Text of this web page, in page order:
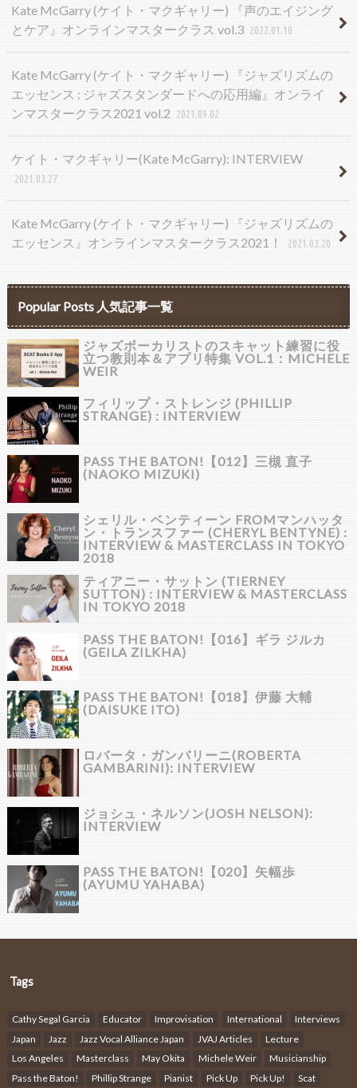
Kate McGarry (ケイト・マクギャリー) 『声のエイジング
とケア』オンラインマスタークラス vol.3 2022.01.10
Kate McGarry (ケイト・マクギャリー) 『ジャズリズムの
エッセンス : ジャズスタンダードへの応用編』オンライ
ンマスタークラス2021 vol.2 2021.09.02
ケイト・マクギャリー(Kate McGarry): INTERVIEW
2021.03.27
Kate McGarry (ケイト・マクギャリー) 『ジャズリズムの
エッセンス』オンラインマスタークラス2021！
2021.03.20
Popular Posts 人気記事一覧
ジャズボーカリストのスキャット練習に役
立つ教則本＆アプリ特集 VOL.1：MICHELE
WEIR
フィリップ・ストレンジ (PHILLIP
STRANGE) : INTERVIEW
PASS THE BATON!【012】三槻 直子
(NAOKO MIZUKI)
シェリル・ベンティーン FROMマンハッタ
ン・トランスファー (CHERYL BENTYNE) :
INTERVIEW & MASTERCLASS IN TOKYO
2018
ティアニー・サットン (TIERNEY
SUTTON) : INTERVIEW & MASTERCLASS
IN TOKYO 2018
PASS THE BATON!【016】ギラ ジルカ
(GEILA ZILKHA)
PASS THE BATON!【018】伊藤 大輔
(DAISUKE ITO)
ロバータ・ガンバリーニ(ROBERTA
GAMBARINI): INTERVIEW
ジョシュ・ネルソン(JOSH NELSON):
INTERVIEW
PASS THE BATON!【020】矢幅歩
(AYUMU YAHABA)
Tags
Cathy Segal Garcia Educator Improvisation International
Interviews
Japan
Jazz Jazz Vocal Alliance Japan JVAJ Articles
Lecture
Los Angeles
Masterclass May Okita Michele Weir
Musicianship
Pass the Baton!
Phillip Strange Pianist Pick Up Pick Up!
Scat